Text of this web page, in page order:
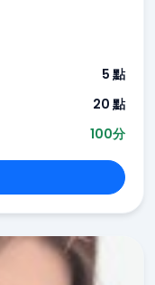
5 點
20 點
100分